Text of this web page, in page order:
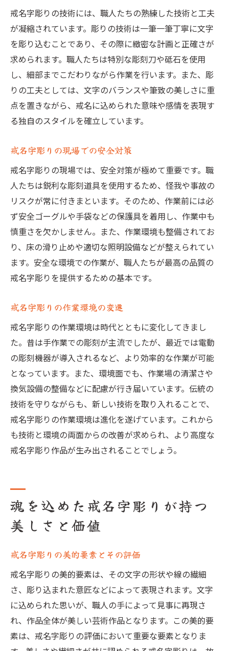
戒名字彫りの技術には、職人たちの熟練した技術と工夫
が凝縮されています。彫りの技術は一筆一筆丁寧に文字
を彫り込むことであり、その際に緻密な計画と正確さが
求められます。職人たちは特別な彫刻刀や砥石を使用
し、細部までこだわりながら作業を行います。また、彫
りの工夫としては、文字のバランスや筆致の美しさに重
点を置きながら、戒名に込められた意味や感情を表現す
る独自のスタイルを確立しています。
戒名字彫りの現場での安全対策
戒名字彫りの現場では、安全対策が極めて重要です。職
人たちは鋭利な彫刻道具を使用するため、怪我や事故の
リスクが常に付きまといます。そのため、作業前には必
ず安全ゴーグルや手袋などの保護具を着用し、作業中も
慎重さを欠かしません。また、作業環境も整備されてお
り、床の滑り止めや適切な照明設備などが整えられてい
ます。安全な環境での作業が、職人たちが最高の品質の
戒名字彫りを提供するための基本です。
戒名字彫りの作業環境の変遷
戒名字彫りの作業環境は時代とともに変化してきまし
た。昔は手作業での彫刻が主流でしたが、最近では電動
の彫刻機器が導入されるなど、より効率的な作業が可能
となっています。また、環境面でも、作業場の清潔さや
換気設備の整備などに配慮が行き届いています。伝統の
技術を守りながらも、新しい技術を取り入れることで、
戒名字彫りの作業環境は進化を遂げています。これから
も技術と環境の両面からの改善が求められ、より高度な
戒名字彫り作品が生み出されることでしょう。
魂を込めた戒名字彫りが持つ
美しさと価値
戒名字彫りの美的要素とその評価
戒名字彫りの美的要素は、その文字の形状や線の繊細
さ、彫り込まれた意匠などによって表現されます。文字
に込められた思いが、職人の手によって見事に再現さ
れ、作品全体が美しい芸術作品となります。この美的要
素は、戒名字彫りの評価において重要な要素となりま